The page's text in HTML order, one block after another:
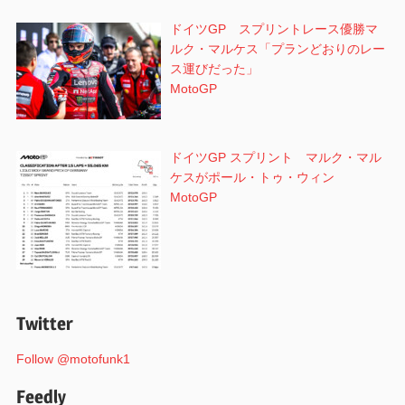
ドイツGP スプリントレース優勝マ
ルク・マルケス「プランどおりのレー
ス運びだった」
MotoGP
ドイツGP スプリント マルク・マル
ケスがポール・トゥ・ウィン
MotoGP
Twitter
Follow @motofunk1
Feedly